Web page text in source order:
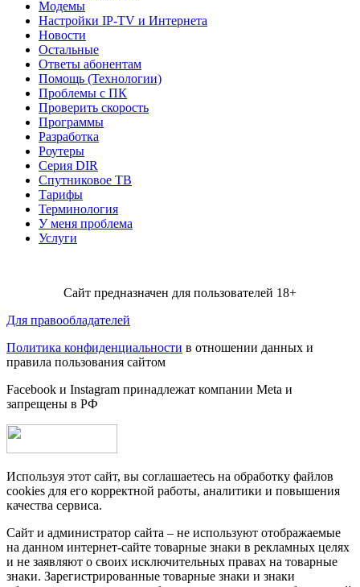
Модемы
Настройки IP-TV и Интернета
Новости
Остальные
Ответы абонентам
Помощь (Технологии)
Проблемы с ПК
Проверить скорость
Программы
Разработка
Роутеры
Серия DIR
Спутниковое ТВ
Тарифы
Терминология
У меня проблема
Услуги
Сайт предназначен для пользователей 18+
Для правообладателей
Политика конфиденциальности в отношении данных и
правила пользования сайтом
Facebook и Instagram принадлежат компании Metа и
запрещены в РФ
Используя этот сайт, вы соглашаетесь на обработку файлов
cookies для его корректной работы, аналитики и повышения
качества сервиса.
Сайт и администратор сайта – не используют отображаемые
на данном интернет-сайте товарные знаки в рекламных целях
и не заявляют о своих исключительных правах на товарные
знаки. Зарегистрированные товарные знаки и знаки